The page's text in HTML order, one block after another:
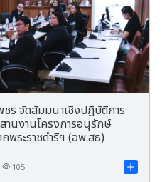
ชร จัดสัมมนาเชิงปฏิบัติการ
านงานโครงการอนุรักษ์
ระราชดำริฯ (อพ.สธ)
105